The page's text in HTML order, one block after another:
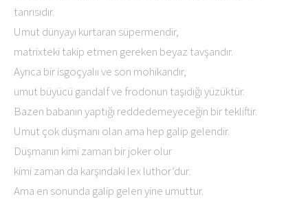
tanrısıdır.
Umut dünyayı kurtaran süpermendir,
matrixteki takip etmen gereken beyaz tavşandır.
Ayrıca bir isgoçyalıı ve son mohikandır,
umut büyücü gandalf ve frodonun taşıdığı yüzüktür.
Bazen babanın yaptığı reddedemeyeceğin bir tekliftir.
Umut çok düşmanı olan ama hep galip gelendir.
Düşmanın kimi zaman bir joker olur
kimi zaman da karşındaki lex luthor’dur.
Ama en sonunda galip gelen yine umuttur.